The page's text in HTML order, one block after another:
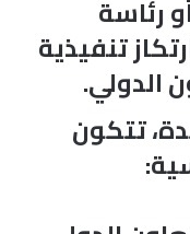
رئاسة
تنفيذية
الدولي.
تتكون